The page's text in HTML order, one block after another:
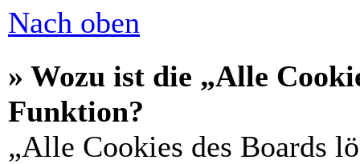
Nach oben
» Wozu ist die „Alle
Funktion?
„Alle Cookies des Boards